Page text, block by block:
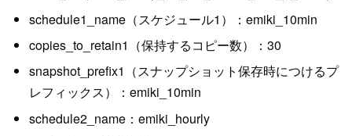
schedule1_name（スケジュール1）：emiki_10min
copies_to_retain1（保持するコピー数）：30
snapshot_prefix1（スナップショット保存時につけるプ
レフィックス）：emiki_10min
schedule2_name：emiki_hourly